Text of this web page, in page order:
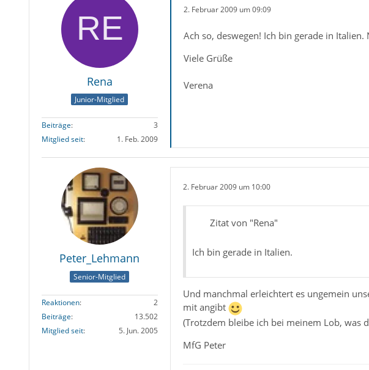
Rena
Junior-Mitglied
Beiträge
3
Mitglied seit
1. Feb. 2009
2. Februar 2009 um 09:09
Ach so, deswegen! Ich bin gerade in
Viele Grüße
Verena
Peter_Lehmann
Senior-Mitglied
Reaktionen
2
Beiträge
13.502
Mitglied seit
5. Jun. 2005
2. Februar 2009 um 10:00
Zitat von "Rena"
Ich bin gerade in Italien.
Und manchmal erleichtert es ungemein
mit angibt
(Trotzdem bleibe ich bei meinem Lob, was
MfG Peter